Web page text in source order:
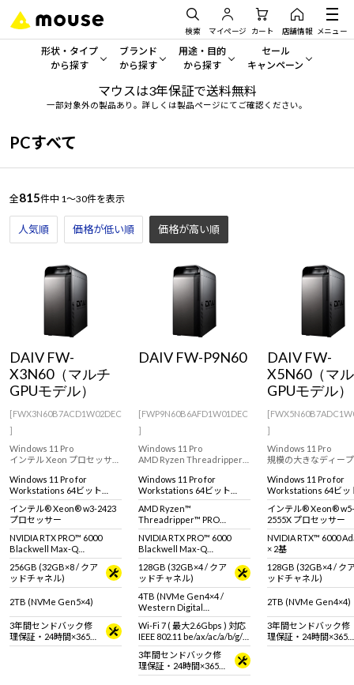
検索 マイページ カート 店舗情報 メニュー
形状・タイプ
から探す
形状・タイプから探す をすべてみる
ノートPC
ワークステーション
ディスプレイ
Windows 11 Copilot+ PC
ブランド
から探す
mouse
NEXTGEAR
Copilot+ PC
用途・目的
から探す
一般向けパソコン
クリエイティブ向け
スペック/パーツ別
AIおすすめパソコン
Windows 11|Copilot+ PC
セール
キャンペーン
セール・キャンペー
|Copilot+ PC
マウスは3年保証で送料無料
一部対象外の製品あり。詳しくは製品ページにてご確認ください。
PCすべて
全815件中 1～30件を表示
人気順 価格が低い順 価格が高い順
DAIV FW-
X3N60（マルチ
GPUモデル）
[FWX3N60B7ACD1W02DEC
]
Windows 11 Pro
インテル Xeon プロセッサー
向けのパフォーマンスを発
揮するNVIDIA RTX PRO 6000
採用のクリエイター向けワ
ークステーション。
Windows 11 Pro for
Workstations 64ビット
(DSP)
インテル® Xeon® w3-2423
プロセッサー
NVIDIA RTX PRO™ 6000
Blackwell Max-Q
Workstation Edition × 2基
256GB (32GB×8 / クア
ッドチャネル)
2TB (NVMe Gen5×4)
3年間センドバック修
理保証・24時間×365
日電話サポート
DAIV FW-P9N60
[FWP9N60B6AFD1W01DEC
]
Windows 11 Pro
AMD Ryzen Threadripper
搭載したビジュアリゼーシ
ョンなどにおすすめのクリ
エイティブ向けワークステ
ーション。
Windows 11 Pro for
Workstations 64ビット
(DSP)
AMD Ryzen™
Threadripper™ PRO
9995WX プロセッサ
NVIDIA RTX PRO™ 6000
Blackwell Max-Q
Workstation Edition
128GB (32GB×4 / クア
ッドチャネル)
4TB (NVMe Gen4×4 /
Western Digital
WD_BLACK SN850X)
Wi-Fi 7 ( 最大2.6Gbps ) 対応
IEEE 802.11 be/ax/ac/a/b/g/n
準拠 ＋ Bluetooth 5内蔵
3年間センドバック修
理保証・24時間×365
日電話サポート
DAIV FW-
X5N60（マ
GPUモデル）
]
Windows 11 Pro
規模の大きなディー
な大容量のVRAM。
6000 Ada世代を2基搭
ワークステーション。
Windows 11 Pro for
Workstations 64ビッ
(DSP)
インテル® Xeon® w5-
2555X プロセッサー
NVIDIA RTX™ 6000
× 2基
128GB (32GB×4 / ク
ッドチャネル)
2TB (NVMe Gen4×4)
3年間センドバック修
理保証・24時間×365
日電話サポート